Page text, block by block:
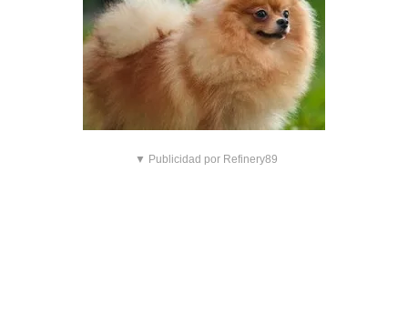
▼ Publicidad por Refinery89